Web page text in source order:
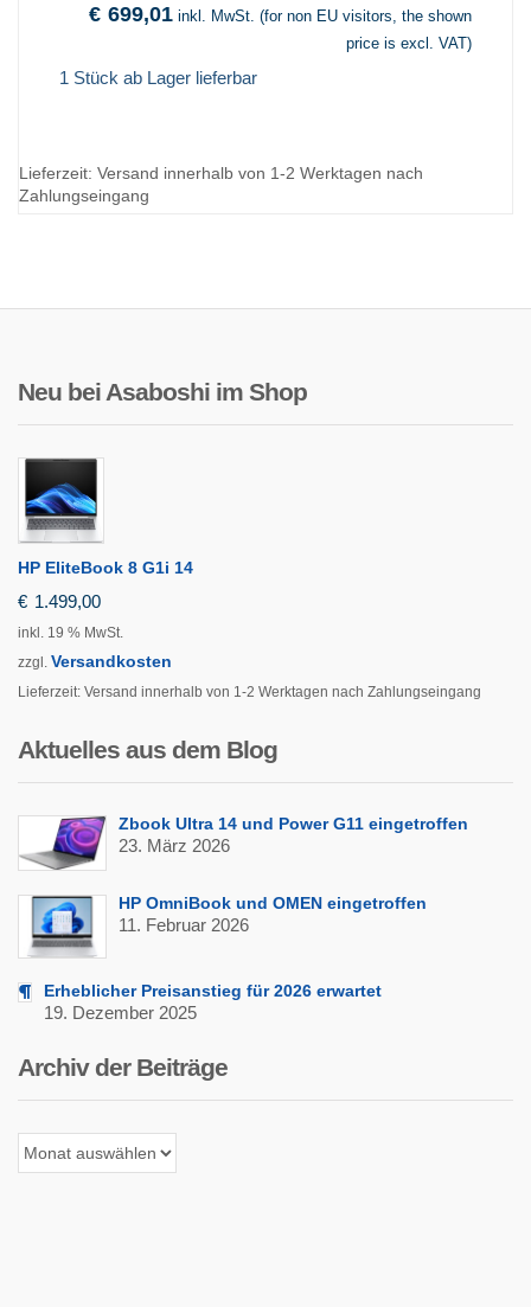
€ 699,01 inkl. MwSt. (for non EU visitors, the shown
price is excl. VAT)
1 Stück ab Lager lieferbar
Lieferzeit: Versand innerhalb von 1-2 Werktagen nach
Zahlungseingang
Neu bei Asaboshi im Shop
HP EliteBook 8 G1i 14
€ 1.499,00
inkl. 19 % MwSt.
zzgl. Versandkosten
Lieferzeit: Versand innerhalb von 1-2 Werktagen nach Zahlungseingang
Aktuelles aus dem Blog
Zbook Ultra 14 und Power G11 eingetroffen
23. März 2026
HP OmniBook und OMEN eingetroffen
11. Februar 2026
Erheblicher Preisanstieg für 2026 erwartet
19. Dezember 2025
Archiv der Beiträge
Archiv
der